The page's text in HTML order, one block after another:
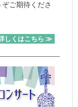
ご期待くださ
しくはこちら ≫